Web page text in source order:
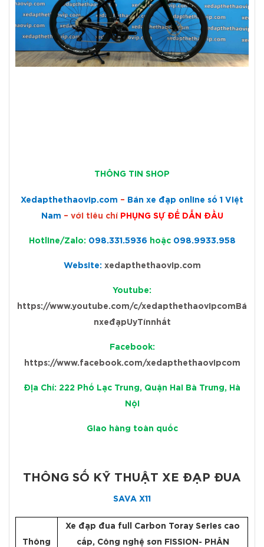
THÔNG TIN SHOP
Xedapthethaovip.com – Bán xe đạp online số 1 Việt
Nam – với tiêu chí PHỤNG SỰ ĐỂ DẪN ĐẦU
Hotline/Zalo: 098.331.5936 hoặc 098.9933.958
Website: xedapthethaovip.com
Youtube:
https://www.youtube.com/c/xedapthethaovipcomBá
nxeđạpUyTínnhất
Facebook:
https://www.facebook.com/xedapthethaovipcom
Địa Chỉ: 222 Phố Lạc Trung, Quận Hai Bà Trưng, Hà
Nội
Giao hàng toàn quốc
THÔNG SỐ KỸ THUẬT XE ĐẠP ĐUA
SAVA X11
Thông
Xe đạp đua full Carbon Toray Series cao
cấp, Công nghệ sơn FISSION- PHÂN